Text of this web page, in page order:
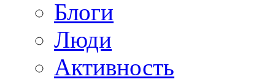
Блоги
Люди
Активность